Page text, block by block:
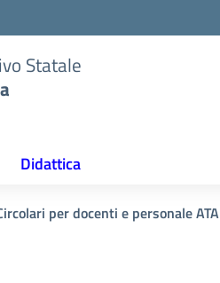
Statale
Didattica
per docenti e personale ATA